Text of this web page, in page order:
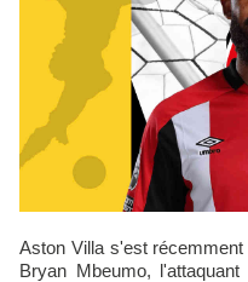
Aston Villa s'est
Bryan Mbeumo,